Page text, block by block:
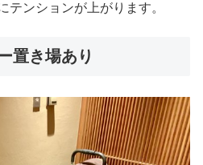
テンションが上がります。
置き場あり